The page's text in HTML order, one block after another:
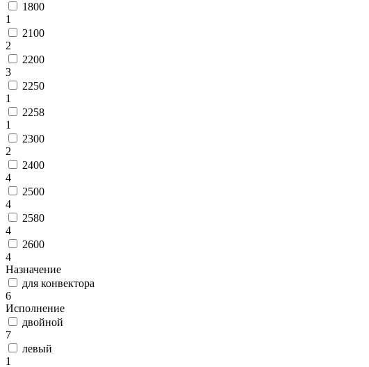
1800
1
2100
2
2200
3
2250
1
2258
1
2300
2
2400
4
2500
4
2580
4
2600
4
Назначение
для конвектора
6
Исполнение
двойной
7
левый
1